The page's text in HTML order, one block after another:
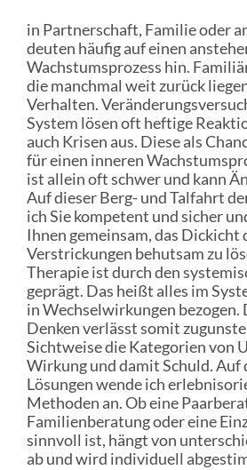
in Partnerschaft, Familie oder
deuten häufig auf einen
Wachstumsprozess hin.
die manchmal weit zurück
Verhalten.
System lösen oft heftige
auch Krisen aus. Diese als
für einen inneren
ist allein oft schwer und kann
Auf dieser Berg- und Talfahrt
ich Sie kompetent und sicher
Ihnen gemeinsam, das Dickicht
Verstrickungen behutsam zu
Therapie ist durch den
geprägt. Das heißt alles im
in Wechselwirkungen bezogen.
Denken verlässt somit
Sichtweise die Kategorien von
Wirkung und damit Schuld. Auf
Lösungen wende ich
Methoden an. Ob eine
Familienberatung oder eine
sinnvoll ist, hängt von
ab und wird individuell